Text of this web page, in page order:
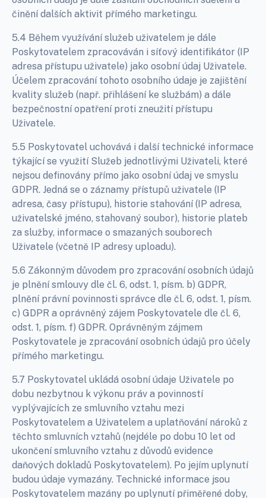
činění dalších aktivit přímého marketingu.
5.4 Během využívání služeb uživatelem je dále
Poskytovatelem zpracováván i síťový identifikátor (IP
adresa přístupu uživatele) jako osobní údaj Uživatele.
Účelem zpracování tohoto osobního údaje je zajištění
kvality služeb (např. přihlášení ke službám) a dále
bezpečnostní opatření proti zneužití přístupu
Uživatele.
5.5 Poskytovatel uchovává i další technické informace
týkající se využití Služeb jednotlivými Uživateli, které
nejsou definovány přímo jako osobní údaj ve smyslu
GDPR. Jedná se o záznamy přístupů uživatele (IP
adresa, časy přístupu), historie stahování (IP adresa,
uživatelské jméno, stahovaný soubor), historie plateb
za služby, informace o smazaných souborech
Uživatele (včetně IP adresy uploadu).
5.6 Zákonným důvodem pro zpracování osobních údajů
je plnění smlouvy dle čl. 6, odst. 1, písm. b) GDPR,
plnění právní povinnosti správce dle čl. 6, odst. 1, písm.
c) GDPR a oprávněný zájem Poskytovatele dle čl. 6,
odst. 1, písm. f) GDPR. Oprávněným zájmem
Poskytovatele je zpracování osobních údajů pro účely
přímého marketingu.
5.7 Poskytovatel ukládá osobní údaje Uživatele po
dobu nezbytnou k výkonu práv a povinností
vyplývajících ze smluvního vztahu mezi
Poskytovatelem a Uživatelem a uplatňování nároků z
těchto smluvních vztahů (nejdéle po dobu 10 let od
ukončení smluvního vztahu z důvodů evidence
daňových dokladů Poskytovatelem). Po jejím uplynutí
budou údaje vymazány. Technické informace jsou
Poskytovatelem mazány po uplynutí přiměřené doby,